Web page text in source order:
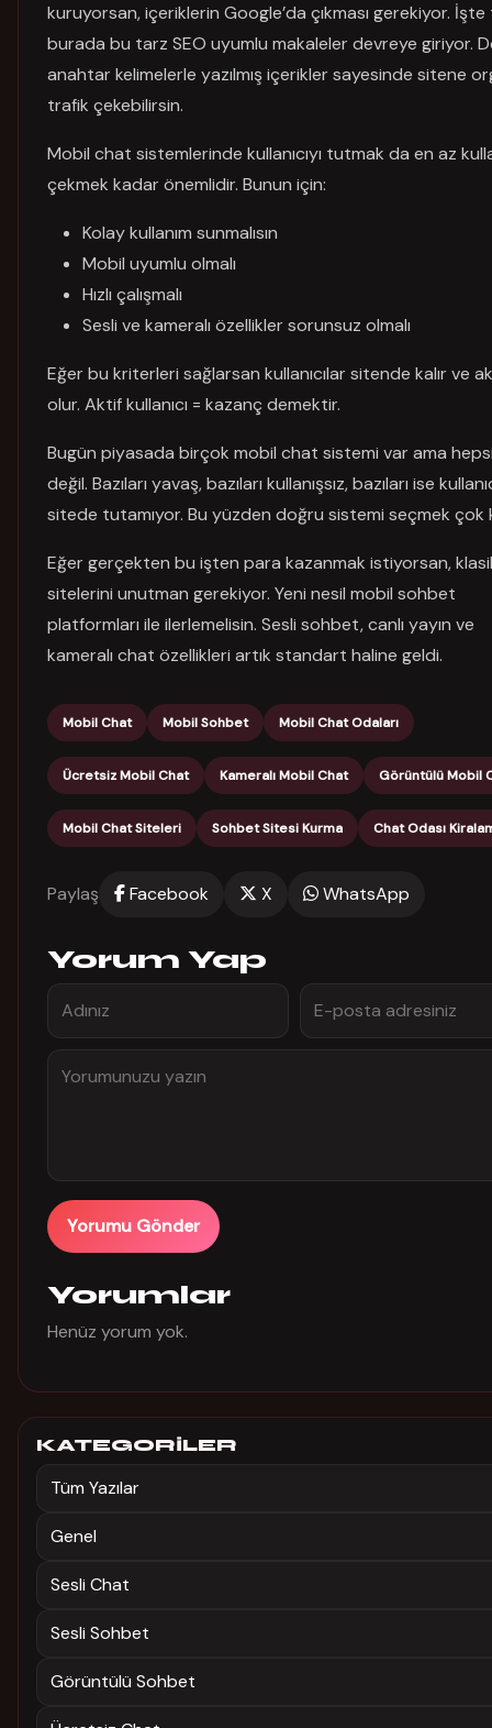
kuruyorsan, içeriklerin Google’da çıkması gerekiyor.
burada bu tarz SEO uyumlu makaleler devreye giriyor.
anahtar kelimelerle yazılmış içerikler sayesinde sitene
trafik çekebilirsin.
Mobil chat sistemlerinde kullanıcıyı tutmak da en az
çekmek kadar önemlidir. Bunun için:
Kolay kullanım sunmalısın
Mobil uyumlu olmalı
Hızlı çalışmalı
Sesli ve kameralı özellikler sorunsuz olmalı
Eğer bu kriterleri sağlarsan kullanıcılar sitende kalır ve
olur. Aktif kullanıcı = kazanç demektir.
Bugün piyasada birçok mobil chat sistemi var ama
değil. Bazıları yavaş, bazıları kullanışsız, bazıları ise
sitede tutamıyor. Bu yüzden doğru sistemi seçmek çok
Eğer gerçekten bu işten para kazanmak istiyorsan,
sitelerini unutman gerekiyor. Yeni nesil mobil sohbet
platformları ile ilerlemelisin. Sesli sohbet, canlı yayın ve
kameralı chat özellikleri artık standart haline geldi.
Mobil Chat Mobil Sohbet Mobil Chat Odaları
Ücretsiz Mobil Chat Kameralı Mobil Chat Görüntülü Mobil
Mobil Chat Siteleri Sohbet Sitesi Kurma Chat Odası
Paylaş Facebook X WhatsApp
Yorum Yap
Yorumu Gönder
Yorumlar
Henüz yorum yok.
KATEGORILER
Tüm Yazılar
Genel
Sesli Chat
Sesli Sohbet
Görüntülü Sohbet